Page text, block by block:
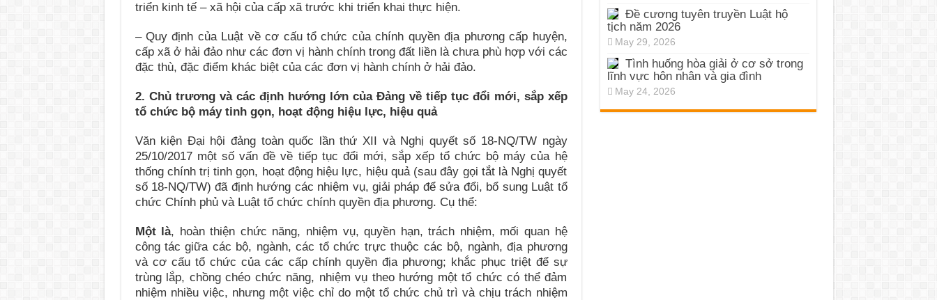
triển kinh tế – xã hội của cấp xã trước khi triển khai thực hiện.
– Quy định của Luật về cơ cấu tổ chức của chính quyền địa phương cấp huyện,
cấp xã ở hải đảo như các đơn vị hành chính trong đất liền là chưa phù hợp với các
đặc thù, đặc điểm khác biệt của các đơn vị hành chính ở hải đảo.
2. Chủ trương và các định hướng lớn của Đảng về tiếp tục đổi mới, sắp xếp
tổ chức bộ máy tinh gọn, hoạt động hiệu lực, hiệu quả
Văn kiện Đại hội đảng toàn quốc lần thứ XII và Nghị quyết số 18-NQ/TW ngày
25/10/2017 một số vấn đề về tiếp tục đổi mới, sắp xếp tổ chức bộ máy của hệ
thống chính trị tinh gọn, hoạt động hiệu lực, hiệu quả (sau đây gọi tắt là Nghị quyết
số 18-NQ/TW) đã định hướng các nhiệm vụ, giải pháp để sửa đổi, bổ sung Luật tổ
chức Chính phủ và Luật tổ chức chính quyền địa phương. Cụ thể:
Một là, hoàn thiện chức năng, nhiệm vụ, quyền hạn, trách nhiệm, mối quan hệ
công tác giữa các bộ, ngành, các tổ chức trực thuộc các bộ, ngành, địa phương
và cơ cấu tổ chức của các cấp chính quyền địa phương; khắc phục triệt để sự
trùng lắp, chồng chéo chức năng, nhiệm vụ theo hướng một tổ chức có thể đảm
nhiệm nhiều việc, nhưng một việc chỉ do một tổ chức chủ trì và chịu trách nhiệm
Đề cương tuyên truyền Luật hộ
tịch năm 2026
May 29, 2026
Tình huống hòa giải ở cơ sở trong
lĩnh vực hôn nhân và gia đình
May 24, 2026